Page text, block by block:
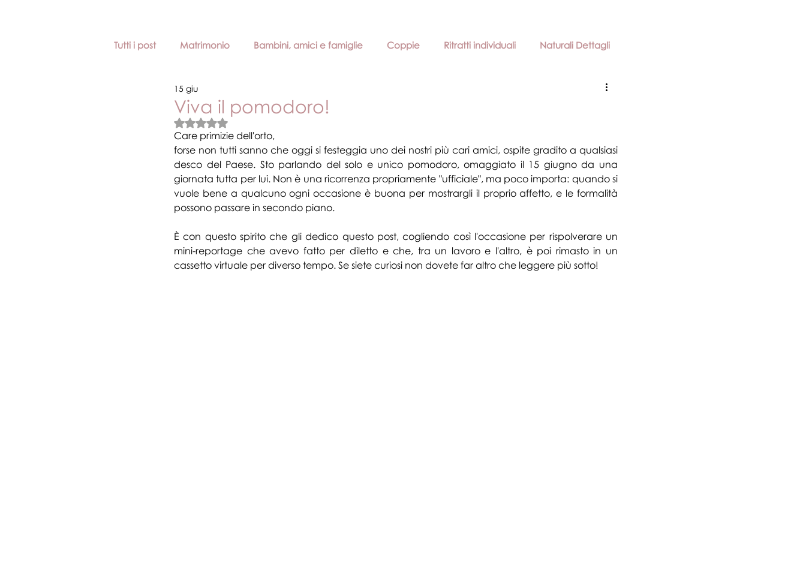
Tutti i post Matrimonio Bambini, amici e famiglie Coppie Ritratti individuali Naturali Dettagli
Novità e promozioni Professionisti, aziende e artisti
Viva il pomodoro!
15 giu
Valutazione NaN stelle su 5.
Care primizie dell'orto,
forse non tutti sanno che oggi si festeggia uno dei nostri più cari amici, ospite gradito a qualsiasi
desco del Paese. Sto parlando del solo e unico pomodoro, omaggiato il 15 giugno da una
giornata tutta per lui. Non è una ricorrenza propriamente "ufficiale", ma poco importa: quando si
vuole bene a qualcuno ogni occasione è buona per mostrargli il proprio affetto, e le formalità
possono passare in secondo piano.
È con questo spirito che gli dedico questo post, cogliendo così l'occasione per rispolverare un
mini-reportage che avevo fatto per diletto e che, tra un lavoro e l'altro, è poi rimasto in un
cassetto virtuale per diverso tempo. Se siete curiosi non dovete far altro che leggere più sotto!